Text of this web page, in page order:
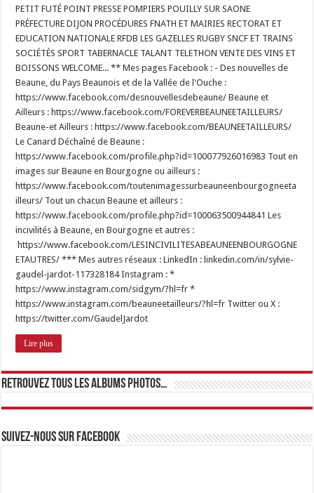
PETIT FUTÉ POINT PRESSE POMPIERS POUILLY SUR SAONE
PRÉFECTURE DIJON PROCÉDURES FNATH ET MAIRIES RECTORAT ET
EDUCATION NATIONALE RFDB LES GAZELLES RUGBY SNCF ET TRAINS
SOCIÉTÉS SPORT TABERNACLE TALANT TELETHON VENTE DES VINS ET
BOISSONS WELCOME... ** Mes pages Facebook : - Des nouvelles de
Beaune, du Pays Beaunois et de la Vallée de l'Ouche :
https://www.facebook.com/desnouvellesdebeaune/ Beaune et
Ailleurs : https://www.facebook.com/FOREVERBEAUNEETAILLEURS/
Beaune-et Ailleurs : https://www.facebook.com/BEAUNEETAILLEURS/
Le Canard Déchaîné de Beaune :
https://www.facebook.com/profile.php?id=100077926016983 Tout en
images sur Beaune en Bourgogne ou ailleurs :
https://www.facebook.com/toutenimagessurbeauneenbourgogneeta
illeurs/ Tout un chacun Beaune et ailleurs :
https://www.facebook.com/profile.php?id=100063500944841 Les
incivilités à Beaune, en Bourgogne et autres :
https://www.facebook.com/LESINCIVILITESABEAUNEENBOURGOGNE
ETAUTRES/ *** Mes autres réseaux : LinkedIn : linkedin.com/in/sylvie-
gaudel-jardot-117328184 Instagram : *
https://www.instagram.com/sidgym/?hl=fr *
https://www.instagram.com/beauneetailleurs/?hl=fr Twitter ou X :
https://twitter.com/GaudelJardot
Lire plus
Retrouvez tous les albums photos…
Suivez-nous sur Facebook